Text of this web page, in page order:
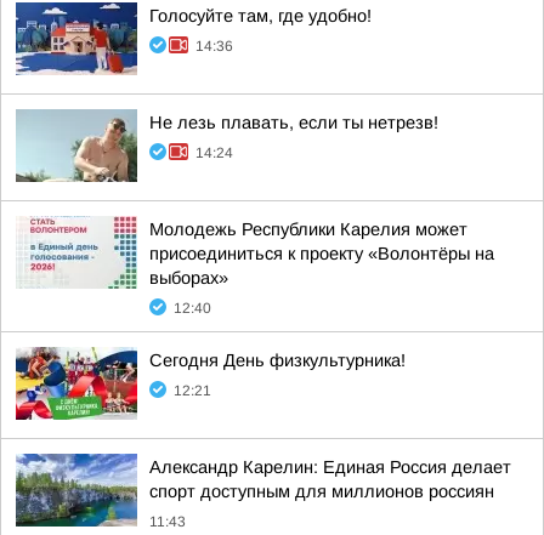
Голосуйте там, где удобно!
14:36
Не лезь плавать, если ты нетрезв!
14:24
Молодежь Республики Карелия может
присоединиться к проекту «Волонтёры на
выборах»
12:40
Сегодня День физкультурника!
12:21
Александр Карелин: Единая Россия делает
спорт доступным для миллионов россиян
11:43